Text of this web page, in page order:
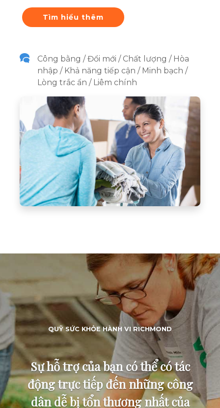
Tìm hiểu thêm
Công bằng / Đổi mới / Chất lượng / Hòa
nhập / Khả năng tiếp cận / Minh bạch /
Lòng trắc ẩn / Liêm chính
QUỸ SỨC KHỎE HÀNH VI RICHMOND
Sự hỗ trợ của bạn có thể có tác
động trực tiếp đến những công
dân dễ bị tổn thương nhất của